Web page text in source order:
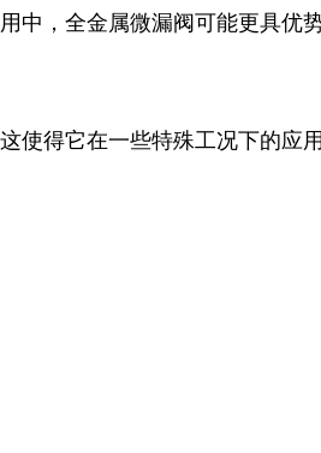
中，全金属微漏阀可能更具优势
得它在一些特殊工况下的应用